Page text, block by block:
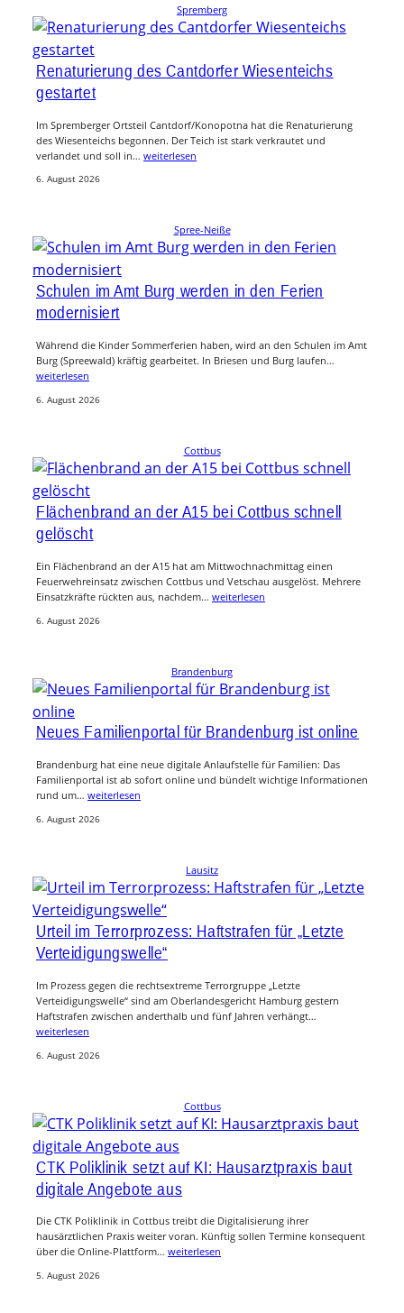
Spremberg
Renaturierung des Cantdorfer Wiesenteichs
gestartet
Im Spremberger Ortsteil Cantdorf/Konopotna hat die Renaturierung
des Wiesenteichs begonnen. Der Teich ist stark verkrautet und
verlandet und soll in… weiterlesen
6. August 2026
Spree-Neiße
Schulen im Amt Burg werden in den Ferien
modernisiert
Während die Kinder Sommerferien haben, wird an den Schulen im Amt
Burg (Spreewald) kräftig gearbeitet. In Briesen und Burg laufen…
weiterlesen
6. August 2026
Cottbus
Flächenbrand an der A15 bei Cottbus schnell
gelöscht
Ein Flächenbrand an der A15 hat am Mittwochnachmittag einen
Feuerwehreinsatz zwischen Cottbus und Vetschau ausgelöst. Mehrere
Einsatzkräfte rückten aus, nachdem… weiterlesen
6. August 2026
Brandenburg
Neues Familienportal für Brandenburg ist online
Brandenburg hat eine neue digitale Anlaufstelle für Familien: Das
Familienportal ist ab sofort online und bündelt wichtige Informationen
rund um… weiterlesen
6. August 2026
Lausitz
Urteil im Terrorprozess: Haftstrafen für „Letzte
Verteidigungswelle“
Im Prozess gegen die rechtsextreme Terrorgruppe „Letzte
Verteidigungswelle“ sind am Oberlandesgericht Hamburg gestern
Haftstrafen zwischen anderthalb und fünf Jahren verhängt…
weiterlesen
6. August 2026
Cottbus
CTK Poliklinik setzt auf KI: Hausarztpraxis baut
digitale Angebote aus
Die CTK Poliklinik in Cottbus treibt die Digitalisierung ihrer
hausärztlichen Praxis weiter voran. Künftig sollen Termine konsequent
über die Online-Plattform… weiterlesen
5. August 2026